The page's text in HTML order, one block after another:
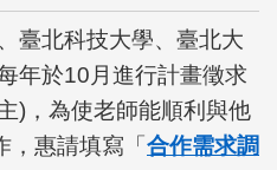
臺北科技大學、臺北大
年於10月進行計畫徵求
)，為使老師能順利與他
，惠請填寫「合作需求調